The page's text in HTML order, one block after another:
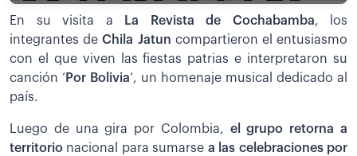
En su visita a La Revista de Cochabamba, los
integrantes de Chila Jatun compartieron el entusiasmo
con el que viven las fiestas patrias e interpretaron su
canción ‘ Por Bolivia’, un homenaje musical dedicado al
país.
Luego de una gira por Colombia, el grupo retorna a
territorio nacional para sumarse a las celebraciones por